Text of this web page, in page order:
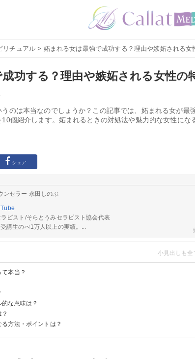
リチュアル > 妬まれる女は最強で成功する？理由や嫉妬される女
功する？理由や嫉妬される女性の
のは本当なのでしょうか？この記事では、妬まれる女が最
個紹介します。妬まれるときの対処法や魅力的な女性にな
シェア
ンセラー 永田しのぶ
ピスト/そらとうみセラピスト協会代表
講生のべ1万人以上の実績。...
本当？
から
回されないから
に見える
いな意味は？
ない方法・ポイントは？